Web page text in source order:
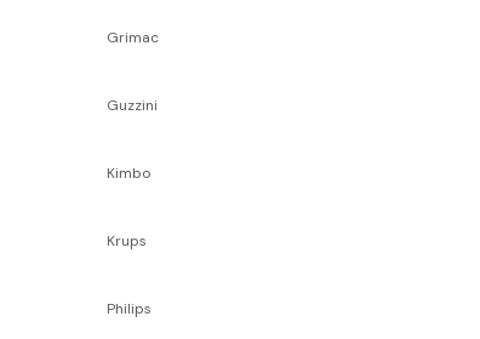
Grimac
Guzzini
Kimbo
Krups
Philips